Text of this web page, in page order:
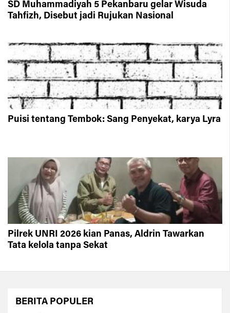
SD Muhammadiyah 5 Pekanbaru gelar Wisuda
Tahfizh, Disebut jadi Rujukan Nasional
Puisi tentang Tembok: Sang Penyekat, karya Lyra
Pilrek UNRI 2026 kian Panas, Aldrin Tawarkan
Tata kelola tanpa Sekat
BERITA POPULER